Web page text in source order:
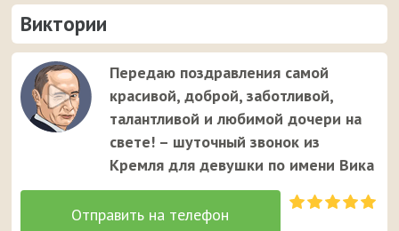
Виктории
Передаю поздравления самой
красивой, доброй, заботливой,
талантливой и любимой дочери на
свете! – шуточный звонок из
Кремля для девушки по имени Вика